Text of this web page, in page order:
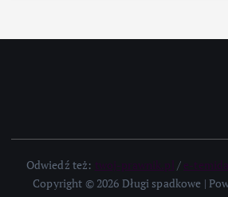
Odwiedź też: /
Copyright © 2026 Długi spadkowe |